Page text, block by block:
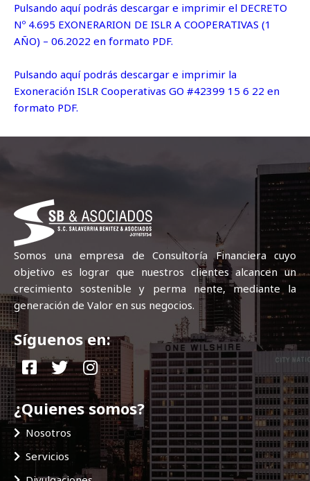
Pulsando aquí podrás descargar e imprimir el DECRETO
Nº 4.695 EXONERARION DE ISLR A COOPERATIVAS (1
AÑO) – 06.2022 en formato PDF.
Pulsando aquí podrás descargar e imprimir la
Exoneración ISLR Cooperativas GO #42399 15 6 22 en
formato PDF.
Somos una empresa de Consultoría Financiera cuyo
objetivo es lograr que nuestros clientes alcancen un
crecimiento sostenible y perma nente, mediante la
generación de Valor en sus negocios.
Síguenos en:
¿Quienes somos?
Nosotros
Servicios